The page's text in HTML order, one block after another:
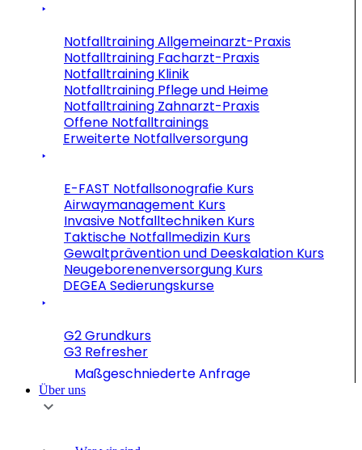
Notfalltraining Allgemeinarzt-Praxis
Notfalltraining Facharzt-Praxis
Notfalltraining Klinik
Notfalltraining Pflege und Heime
Notfalltraining Zahnarzt-Praxis
Offene Notfalltrainings
Erweiterte Notfallversorgung
E-FAST Notfallsonografie Kurs
Airwaymanagement Kurs
Invasive Notfalltechniken Kurs
Taktische Notfallmedizin Kurs
Gewaltprävention und Deeskalation Kurs
Neugeborenenversorgung Kurs
DEGEA Sedierungskurse
G2 Grundkurs
G3 Refresher
Maßgeschniederte Anfrage
Über uns